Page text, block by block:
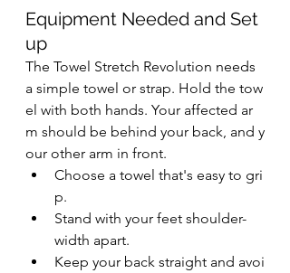
Equipment Needed and Set
up
The Towel Stretch Revolution needs
a simple towel or strap. Hold the tow
el with both hands. Your affected ar
m should be behind your back, and y
our other arm in front.
Choose a towel that's easy to gri
p.
Stand with your feet shoulder-
width apart.
Keep your back straight and avoi